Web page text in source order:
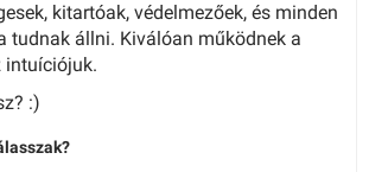
kitartóak, védelmezőek, és minden
tudnak állni. Kiválóan működnek a
intuíciójuk.
:)